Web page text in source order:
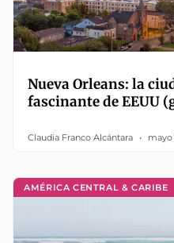
Nueva Orleans: la
fascinante de EEUU
Claudia Franco Alcántara mayo
AMÉRICA CENTRAL & CARIBE